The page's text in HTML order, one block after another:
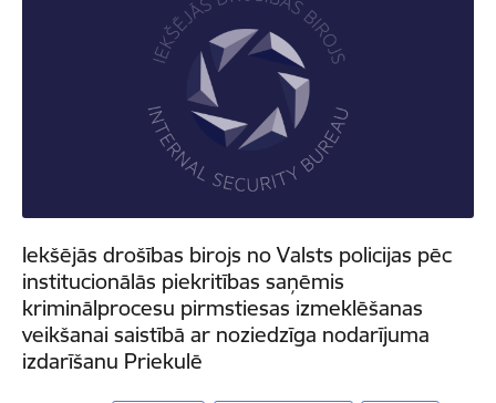
Iekšējās drošības birojs no Valsts policijas pēc
institucionālās piekritības saņēmis
kriminālprocesu pirmstiesas izmeklēšanas
veikšanai saistībā ar noziedzīga nodarījuma
izdarīšanu Priekulē